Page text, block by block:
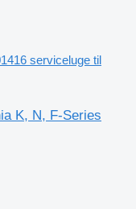
serviceluge til
K, N, F-Series